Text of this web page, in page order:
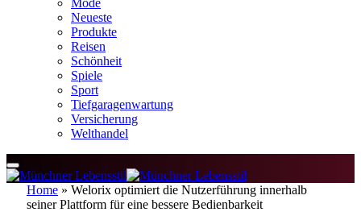
Mode
Neueste
Produkte
Reisen
Schönheit
Spiele
Sport
Tiefgaragenwartung
Versicherung
Welthandel
Home » Welorix optimiert die Nutzerführung innerhalb
seiner Plattform für eine bessere Bedienbarkeit